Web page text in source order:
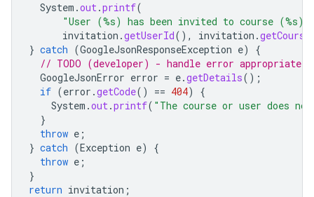
System .out.printf(
"User (%s) has been invited to course
invitation .getUserId(), invitation .
} catch (GoogleJsonResponseException e)
{
// TODO (developer) - handle error appropriately
GoogleJsonError error = e.getDetails();
if (error .getCode() == 404)
{
System .out.printf( "The course or user does
}
throw e ;
} catch (Exception e)
{
throw e ;
}
return invitation ;